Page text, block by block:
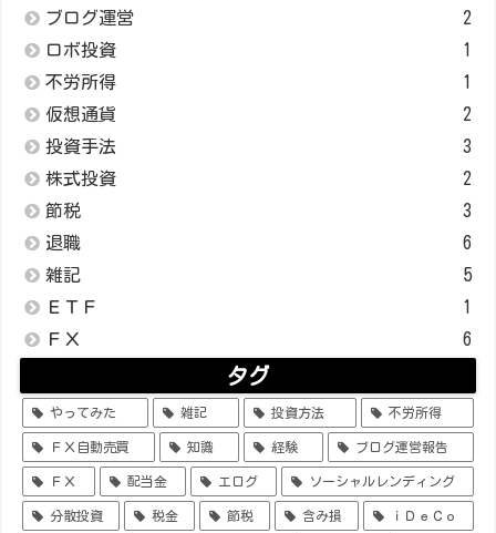
ブログ運営
2
ロボ投資
1
不労所得
1
仮想通貨
2
投資手法
3
株式投資
2
節税
3
退職
6
雑記
5
ＥＴＦ
1
ＦＸ
6
タグ
やってみた 雑記 投資方法 不労所得
ＦＸ自動売買 知識 経験 ブログ運営報告
ＦＸ 配当金 エログ ソーシャルレンディング
分散投資 税金 節税 含み損 ｉＤｅＣｏ